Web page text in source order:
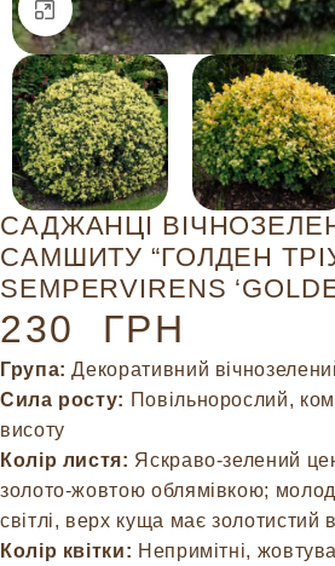
Натисніть, щоб збільшити
САДЖАНЦІ
САМШИТУ “ГОЛДЕН
SEMPERVIRENS
230 ГРН
Група: Декоративний
Сила росту: Повільнорослий,
висоту
Колір листя: Яскраво-зелений
золото-жовтою облямівкою;
світлі, верх куща має золотистий
Колір квітки: Непримітні,